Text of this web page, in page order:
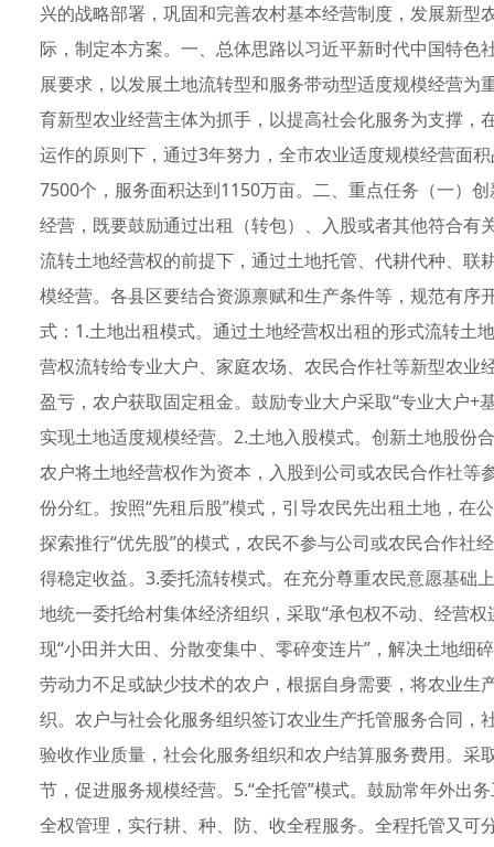
兴的战略部署，巩固和完善农村基本经营制度，发展新
际，制定本方案。一、总体思路以习近平新时代中国特
展要求，以发展土地流转型和服务带动型适度规模经营
育新型农业经营主体为抓手，以提高社会化服务为支撑
运作的原则下，通过3年努力，全市农业适度规模经营面
7500个，服务面积达到1150万亩。二、重点任务（一）
经营，既要鼓励通过出租（转包）、入股或者其他符合
流转土地经营权的前提下，通过土地托管、代耕代种、
模经营。各县区要结合资源禀赋和生产条件等，规范有
式：1.土地出租模式。通过土地经营权出租的形式流转土
营权流转给专业大户、家庭农场、农民合作社等新型农
盈亏，农户获取固定租金。鼓励专业大户采取“专业大户+
实现土地适度规模经营。2.土地入股模式。创新土地股份
农户将土地经营权作为资本，入股到公司或农民合作社
份分红。按照“先租后股”模式，引导农民先出租土地，在
探索推行“优先股”的模式，农民不参与公司或农民合作社
得稳定收益。3.委托流转模式。在充分尊重农民意愿基础
地统一委托给村集体经济组织，采取“承包权不动、经营
现“小田并大田、分散变集中、零碎变连片”，解决土地细
劳动力不足或缺少技术的农户，根据自身需要，将农业
织。农户与社会化服务组织签订农业生产托管服务合同
验收作业质量，社会化服务组织和农户结算服务费用。采
节，促进服务规模经营。5.“全托管”模式。鼓励常年外出
全权管理，实行耕、种、防、收全程服务。全程托管又